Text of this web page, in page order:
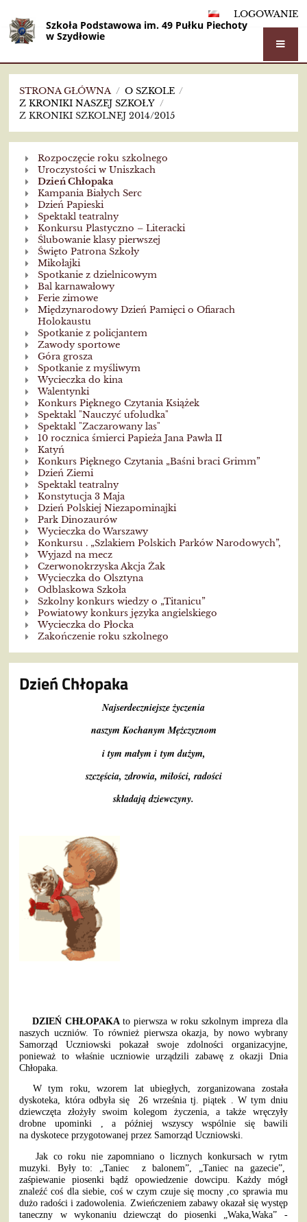
LOGOWANIE
Szkoła Podstawowa im. 49 Pułku Piechoty
w Szydłowie
STRONA GŁÓWNA / O SZKOLE /
Z KRONIKI NASZEJ SZKOŁY /
Z KRONIKI SZKOLNEJ 2014/2015
kroniki
szkolnej
2014/2015
Rozpoczęcie roku szkolnego
Uroczystości w Uniszkach
Dzień Chłopaka
Kampania Białych Serc
Dzień Papieski
Spektakl teatralny
Konkursu Plastyczno – Literacki
Ślubowanie klasy pierwszej
Święto Patrona Szkoły
Mikołajki
Spotkanie z dzielnicowym
Bal karnawałowy
Ferie zimowe
Międzynarodowy Dzień Pamięci o Ofiarach
Holokaustu
Spotkanie z policjantem
Zawody sportowe
Góra grosza
Spotkanie z myśliwym
Wycieczka do kina
Walentynki
Konkurs Pięknego Czytania Książek
Spektakl "Nauczyć ufoludka"
Spektakl "Zaczarowany las"
10 rocznica śmierci Papieża Jana Pawła II
Katyń
Konkurs Pięknego Czytania „Baśni braci Grimm”
Dzień Ziemi
Spektakl teatralny
Konstytucja 3 Maja
Dzień Polskiej Niezapominajki
Park Dinozaurów
Wycieczka do Warszawy
Konkursu . „Szlakiem Polskich Parków Narodowych”,
Wyjazd na mecz
Czerwonokrzyska Akcja Żak
Wycieczka do Olsztyna
Odblaskowa Szkoła
Szkolny konkurs wiedzy o „Titanicu”
Powiatowy konkurs języka angielskiego
Wycieczka do Płocka
Zakończenie roku szkolnego
Dzień Chłopaka
Najserdeczniejsze życzenia
naszym Kochanym Mężczyznom
i tym małym i tym dużym,
szczęścia, zdrowia, miłości, radości
składają dziewczyny.
DZIEŃ CHŁOPAKAto pierwsza w roku szkolnym impreza dla
naszych uczniów. To również pierwsza okazja, by nowo wybrany
Samorząd Uczniowski pokazał swoje zdolności organizacyjne,
ponieważ to właśnie uczniowie urządzili zabawę z okazji Dnia
Chłopaka.
W tym roku, wzorem lat ubiegłych, zorganizowana została
dyskoteka, która odbyła się 26 września tj. piątek . W tym dniu
dziewczęta złożyły swoim kolegom życzenia, a także wręczyły
drobne upominki , a później wszyscy wspólnie się bawili
na dyskotece przygotowanej przez Samorząd Uczniowski.
Jak co roku nie zapomniano o licznych konkursach w rytm
muzyki. Były to: „Taniec z balonem”, „Taniec na gazecie”,
zaśpiewanie piosenki bądź opowiedzenie dowcipu. Każdy mógł
znaleźć coś dla siebie, coś w czym czuje się mocny ,co sprawia mu
dużo radości i zadowolenia. Zwieńczeniem zabawy okazał się występ
taneczny w wykonaniu dziewcząt do piosenki „Waka,Waka” -